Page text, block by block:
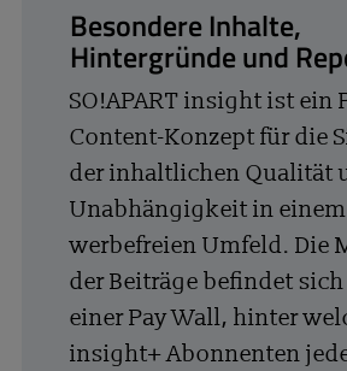
Besondere Inhalte,
Hintergründe und
SO!APART insight ist ein
Content-Konzept für die
der inhaltlichen Qualität
Unabhängigkeit in einem
werbefreien Umfeld. Die
der Beiträge befindet
einer Pay Wall, hinter
insight+ Abonnenten